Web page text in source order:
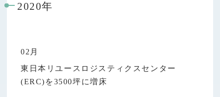
2020年
02月
東日本リユースロジスティクスセンター
(ERC)を3500坪に増床